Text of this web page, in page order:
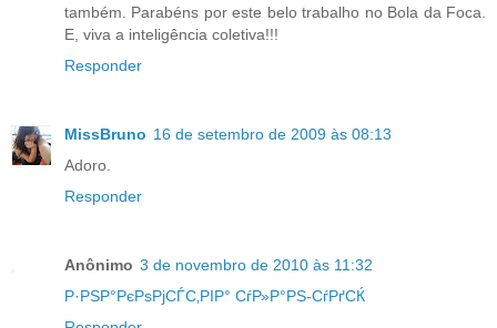
também. Parabéns por este belo trabalho no Bola da Foca.
E, viva a inteligência coletiva!!!
Responder
MissBruno 16 de setembro de 2009 às 08:13
Adoro.
Responder
Anônimo 3 de novembro de 2010 às 11:32
Р·РЅР°РєРѕРјСЃС‚РІР° СѓР»Р°РЅ-СѓРґСЌ